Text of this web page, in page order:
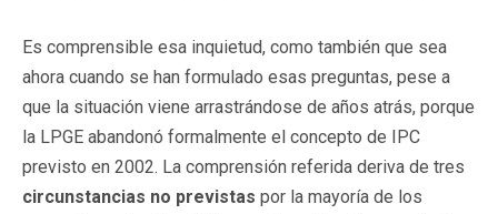
Es comprensible esa inquietud, como también que sea
ahora cuando se han formulado esas preguntas, pese a
que la situación viene arrastrándose de años atrás, porque
la LPGE abandonó formalmente el concepto de IPC
previsto en 2002. La comprensión referida deriva de tres
circunstancias no previstas por la mayoría de los